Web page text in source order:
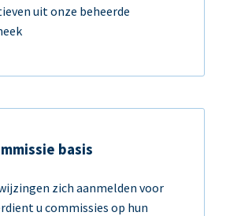
uit onze beheerde
basis
zich aanmelden voor
u commissies op hun